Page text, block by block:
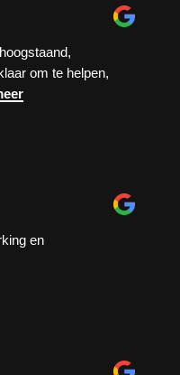
om te helpen,
en